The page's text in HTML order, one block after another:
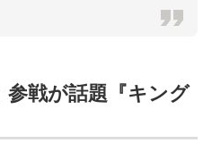
戦が話題『キング